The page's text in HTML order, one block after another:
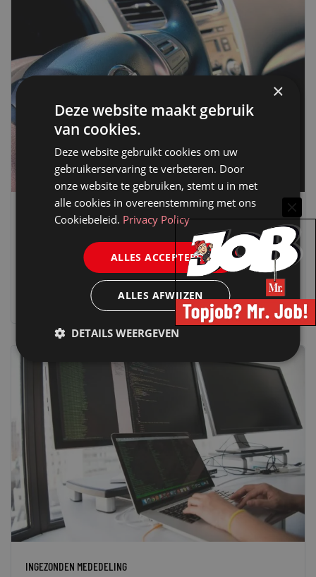
INGEZONDEN MEDEDELING
WAAROM DEZE BESTELWAGEN PERFECT IS
VOOR JOUW BEDRIJF
Webmeester
INGEZONDEN MEDEDELING
×
Deze website maakt gebruik
van cookies.
Deze website gebruikt cookies om uw
gebruikerservaring te verbeteren. Door
onze website te gebruiken, stemt u in met
alle cookies in overeenstemming met ons
Cookiebeleid. Privacy Policy
ALLES ACCEPTEREN
ALLES AFWIJZEN
DETAILS WEERGEVEN